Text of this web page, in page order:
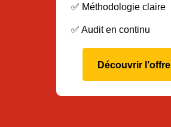
✅ Méthodologie claire
✅ Audit en continu
Découvrir l’offre